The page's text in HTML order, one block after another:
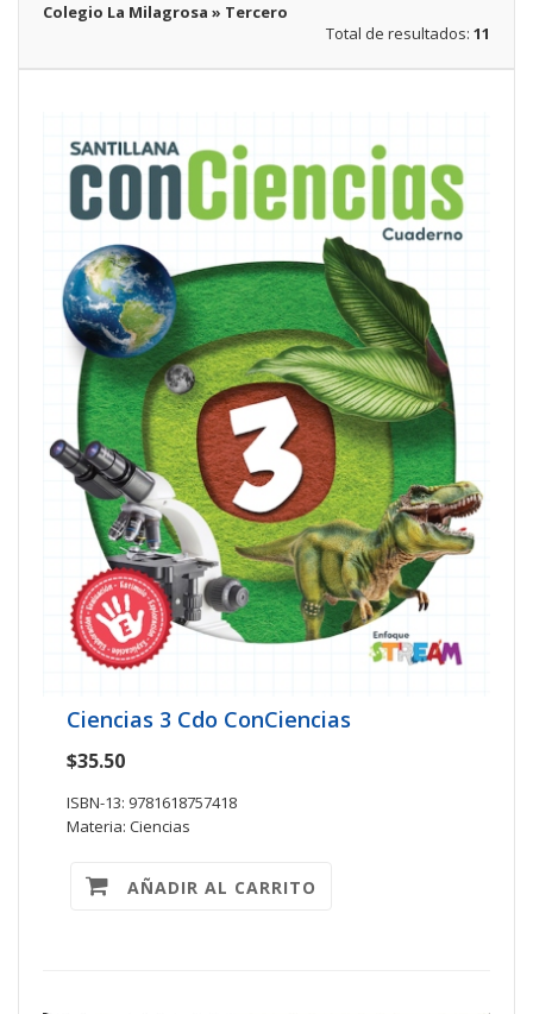
Colegio La Milagrosa » Tercero
Total de resultados: 11
Ciencias 3 Cdo ConCiencias
$35.50
ISBN-13: 9781618757418
Materia: Ciencias
AÑADIR AL CARRITO